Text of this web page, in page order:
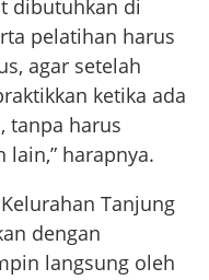
dibutuhkan di
pelatihan harus
agar setelah
ketika ada
tanpa harus
harapnya.
Tanjung
dengan
langsung oleh